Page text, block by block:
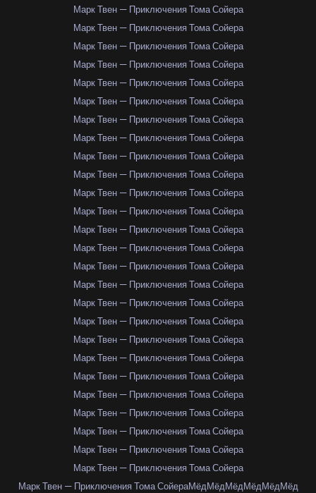
Марк Твен — Приключения Тома Сойера
Марк Твен — Приключения Тома Сойера
Марк Твен — Приключения Тома Сойера
Марк Твен — Приключения Тома Сойера
Марк Твен — Приключения Тома Сойера
Марк Твен — Приключения Тома Сойера
Марк Твен — Приключения Тома Сойера
Марк Твен — Приключения Тома Сойера
Марк Твен — Приключения Тома Сойера
Марк Твен — Приключения Тома Сойера
Марк Твен — Приключения Тома Сойера
Марк Твен — Приключения Тома Сойера
Марк Твен — Приключения Тома Сойера
Марк Твен — Приключения Тома Сойера
Марк Твен — Приключения Тома Сойера
Марк Твен — Приключения Тома Сойера
Марк Твен — Приключения Тома Сойера
Марк Твен — Приключения Тома Сойера
Марк Твен — Приключения Тома Сойера
Марк Твен — Приключения Тома Сойера
Марк Твен — Приключения Тома Сойера
Марк Твен — Приключения Тома Сойера
Марк Твен — Приключения Тома Сойера
Марк Твен — Приключения Тома Сойера
Марк Твен — Приключения Тома Сойера
Марк Твен — Приключения Тома Сойера
Марк Твен — Приключения Тома СойераМёдМёдМёдМёдМёдМёд